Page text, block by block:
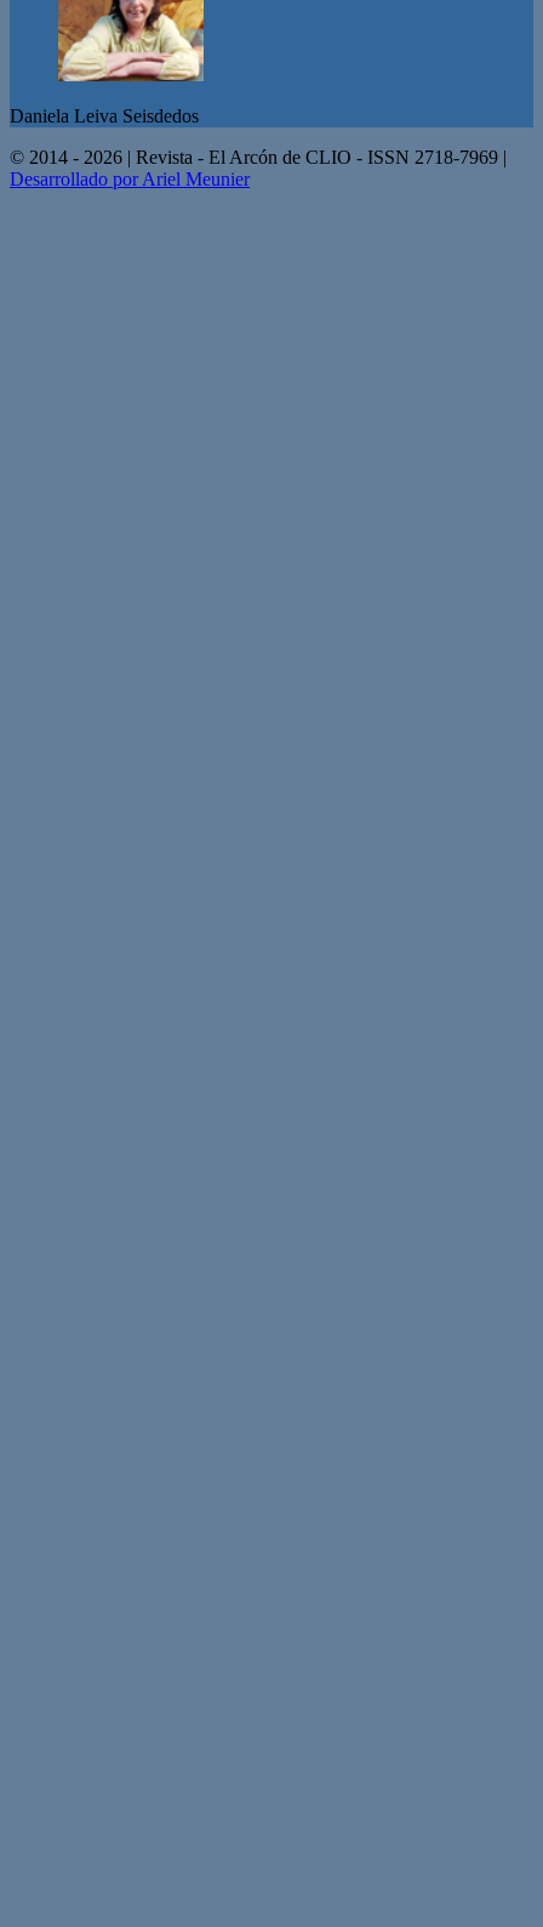
Daniela Leiva Seisdedos
© 2014 - 2026 | Revista - El Arcón de CLIO - ISSN 2718-7969 |
Desarrollado por Ariel Meunier